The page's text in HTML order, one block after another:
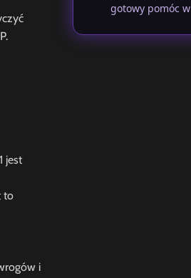
jest
to
i
gotowy pomóc